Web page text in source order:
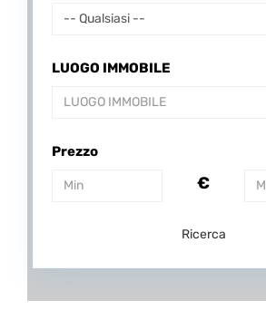
-- Qualsiasi --
LUOGO IMMOBILE
Prezzo
€
Ricerca